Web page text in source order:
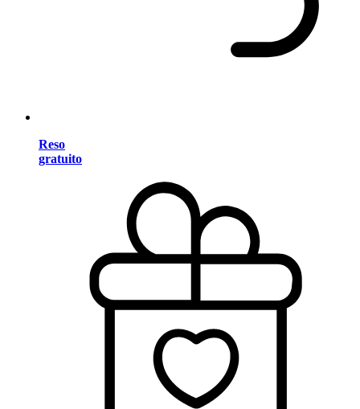
Reso
gratuito